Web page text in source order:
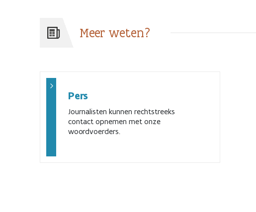
Meer weten?
Pers
Journalisten kunnen rechtstreeks
contact opnemen met onze
woordvoerders.